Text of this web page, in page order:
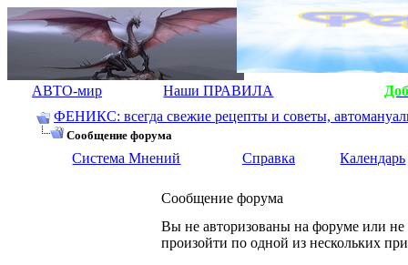
АВТО-мир Наши ПРАВИЛА
ФЕНИКС: всегда свежие рецепты и советы,
Сообщение форума
Система Мнений Справка Календарь
Сообщение форума
Вы не авторизованы на форуме или не
произойти по одной из нескольких